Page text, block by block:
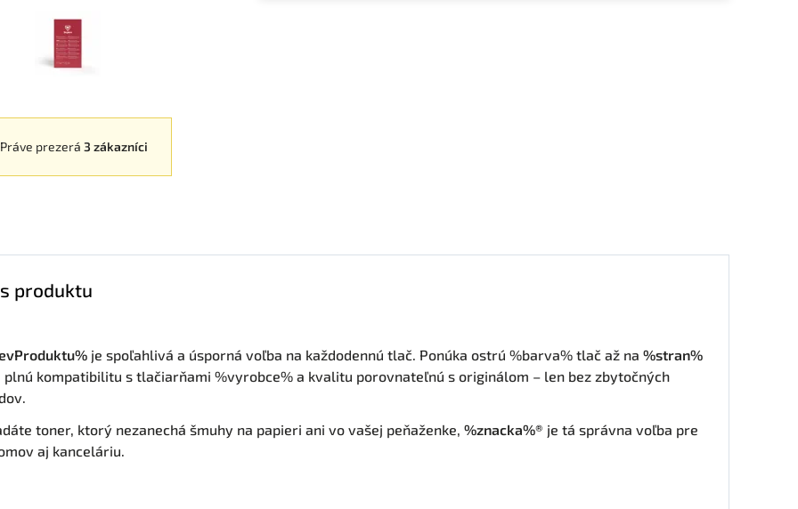
Práve prezerá 3 zákazníci
produktu
je spoľahlivá a úsporná voľba na každodennú tlač. Ponúka ostrú %barva% tlač až na %stran%
plnú kompatibilitu s tlačiarňami %vyrobce% a kvalitu porovnateľnú s originálom – len bez zbytočných
toner, ktorý nezanechá šmuhy na papieri ani vo vašej peňaženke, %znacka%® je tá správna voľba pre
aj kanceláriu.